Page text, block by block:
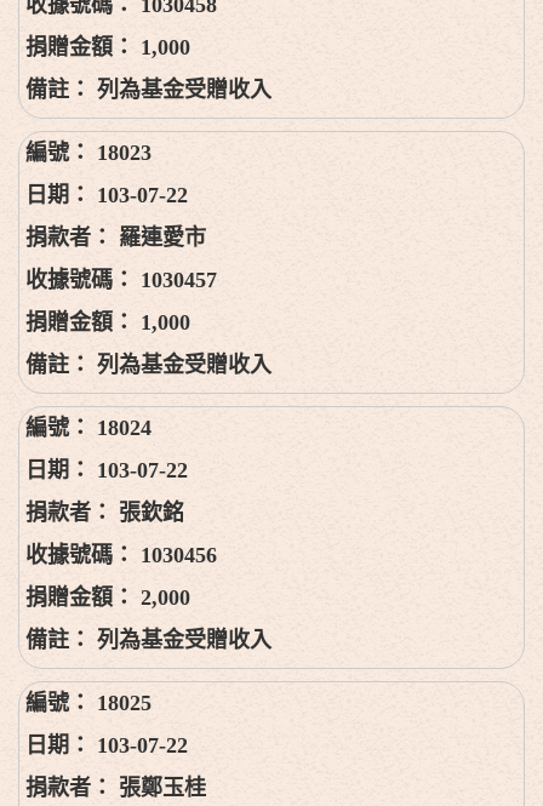
1,000
列為基金受贈收入
18023
103-07-22
羅連愛市
1030457
1,000
列為基金受贈收入
18024
103-07-22
張欽銘
1030456
2,000
列為基金受贈收入
18025
103-07-22
張鄭玉桂